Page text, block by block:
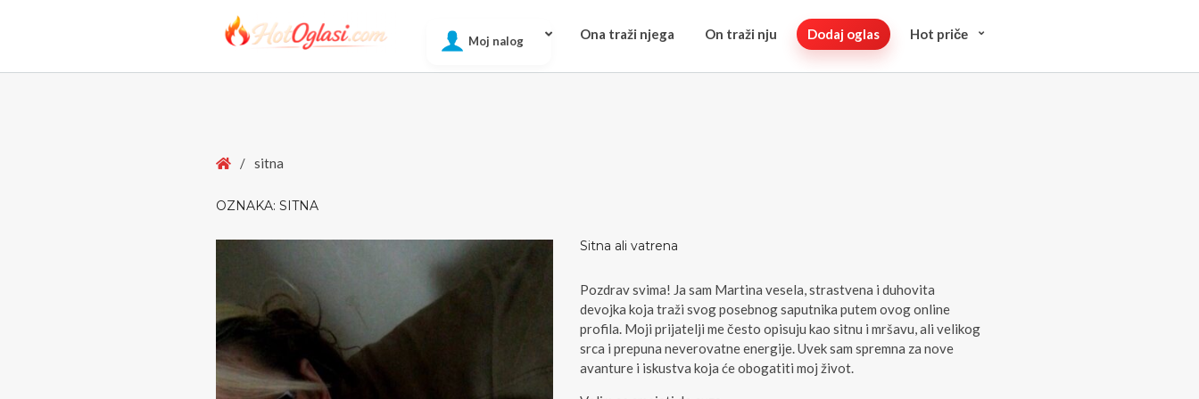
Moj nalog Ona traži njega On traži nju Dodaj oglas Hot pričе
Home
/ sitna
OZNAKA: SITNA
Sitna ali vatrena
Pozdrav svima! Ja sam Martina vesela, strastvena i duhovita
devojka koja traži svog posebnog saputnika putem ovog online
profila. Moji prijatelji me često opisuju kao sitnu i mršavu, ali velikog
srca i prepuna neverovatne energije. Uvek sam spremna za nove
avanture i iskustva koja će obogatiti moj život.